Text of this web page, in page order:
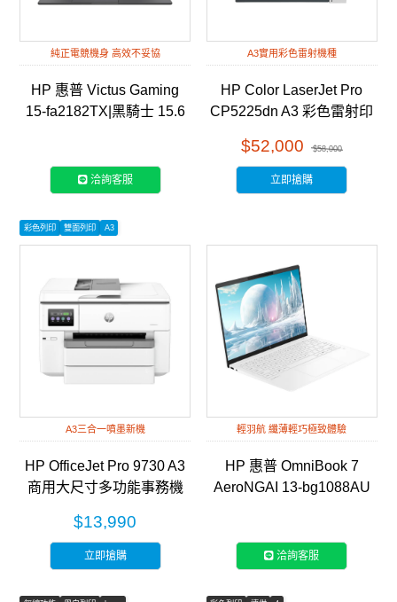
純正電競機身 高效不妥協
HP 惠普 Victus Gaming
15-fa2182TX|黑騎士 15.6
洽詢客服
A3實用彩色雷射機種
HP Color LaserJet Pro
CP5225dn A3 彩色雷射印
$52,000 $58,000
立即搶購
彩色列印 雙面列印 A3
A3三合一噴墨新機
HP OfficeJet Pro 9730 A3
商用大尺寸多功能事務機
$13,990
立即搶購
輕羽航 纖薄輕巧極致體驗
HP 惠普 OmniBook 7
AeroNGAI 13-bg1088AU
洽詢客服